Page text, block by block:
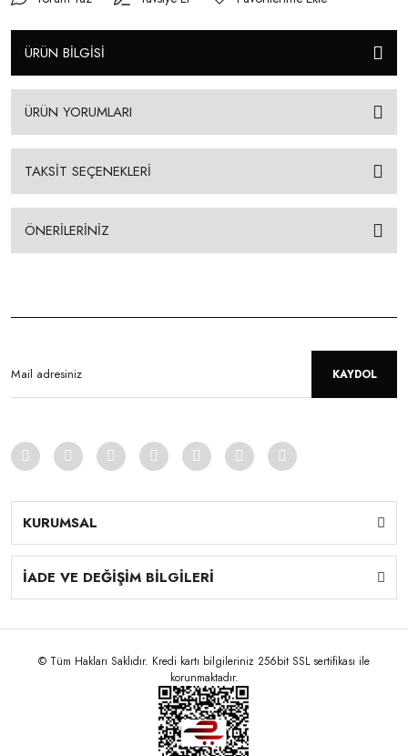
ÜRÜN BİLGİSİ
ÜRÜN YORUMLARI
TAKSİT SEÇENEKLERİ
ÖNERİLERİNİZ
KAYDOL
KURUMSAL
İADE VE DEĞİŞİM BİLGİLERİ
© Tüm Hakları Saklıdır. Kredi kartı bilgileriniz 256bit SSL sertifikası ile
korunmaktadır.